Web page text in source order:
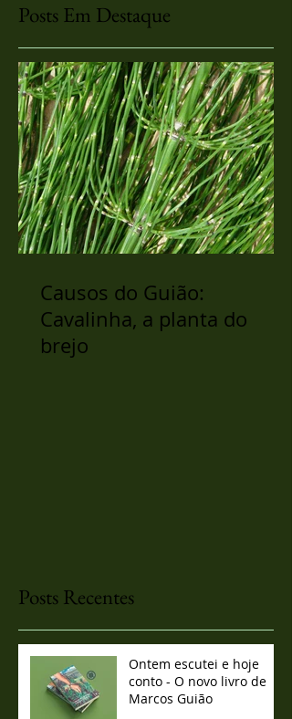
Posts Em Destaque
Causos do Guião:
Cavalinha, a planta do
brejo
Posts Recentes
Ontem escutei e hoje
conto - O novo livro de
Marcos Guião